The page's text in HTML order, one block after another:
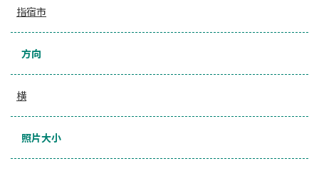
指宿市
方向
横
照片大小